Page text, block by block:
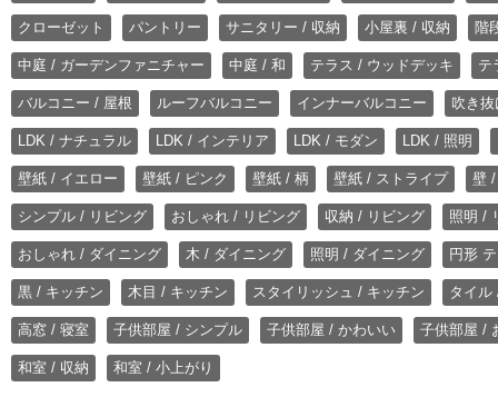
クローゼット パントリー サニタリー / 収納 小屋裏 / 収納 階
中庭 / ガーデンファニチャー 中庭 / 和 テラス / ウッドデッキ テ
バルコニー / 屋根 ルーフバルコニー インナーバルコニー 吹き
LDK / ナチュラル LDK / インテリア LDK / モダン LDK / 照明
壁紙 / イエロー 壁紙 / ピンク 壁紙 / 柄 壁紙 / ストライプ 壁
シンプル / リビング おしゃれ / リビング 収納 / リビング 照明 /
おしゃれ / ダイニング 木 / ダイニング 照明 / ダイニング 円形
黒 / キッチン 木目 / キッチン スタイリッシュ / キッチン タイル
高窓 / 寝室 子供部屋 / シンプル 子供部屋 / かわいい 子供部屋 /
和室 / 収納 和室 / 小上がり